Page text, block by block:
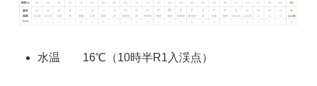
水温 16℃（10時半R1入渓点）